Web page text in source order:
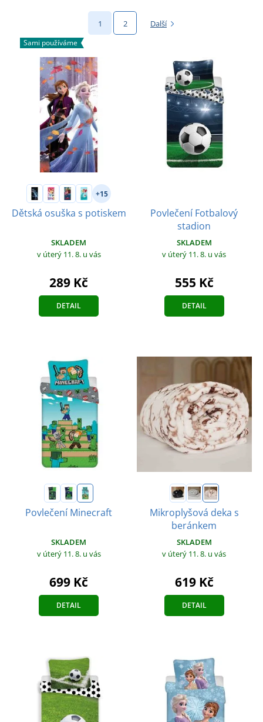
1 2 Další
Sami používáme
+15
Dětská osuška s potiskem
SKLADEM
v úterý 11. 8. u vás
289 Kč
DETAIL
Povlečení Fotbalový
stadion
SKLADEM
v úterý 11. 8. u vás
555 Kč
DETAIL
Povlečení Minecraft
SKLADEM
v úterý 11. 8. u vás
699 Kč
DETAIL
Mikroplyšová deka s
beránkem
SKLADEM
v úterý 11. 8. u vás
619 Kč
DETAIL